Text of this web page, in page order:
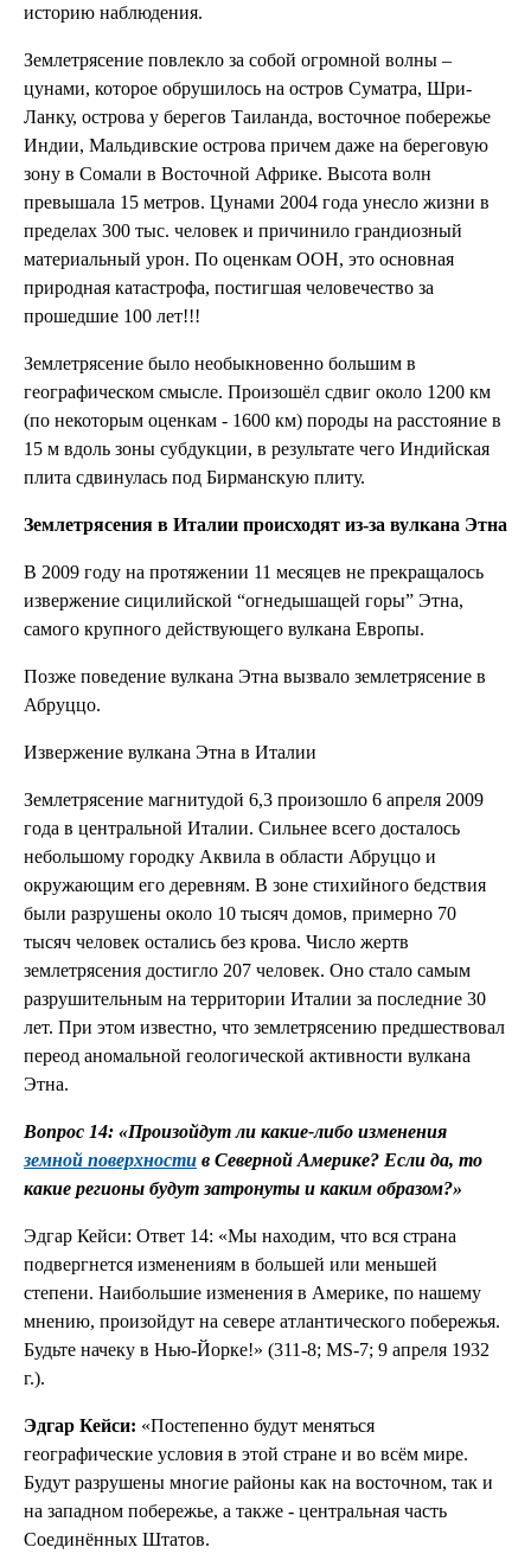
историю наблюдения.
Землетрясение повлекло за собой огромной волны –
цунами, которое обрушилось на остров Суматра, Шри-
Ланку, острова у берегов Таиланда, восточное побережье
Индии, Мальдивские острова причем даже на береговую
зону в Сомали в Восточной Африке. Высота волн
превышала 15 метров. Цунами 2004 года унесло жизни в
пределах 300 тыс. человек и причинило грандиозный
материальный урон. По оценкам ООН, это основная
природная катастрофа, постигшая человечество за
прошедшие 100 лет!!!
Землетрясение было необыкновенно большим в
географическом смысле. Произошёл сдвиг около 1200 км
(по некоторым оценкам - 1600 км) породы на расстояние в
15 м вдоль зоны субдукции, в результате чего Индийская
плита сдвинулась под Бирманскую плиту.
Землетрясения в Италии происходят из-за вулкана Этна
В 2009 году на протяжении 11 месяцев не прекращалось
извержение сицилийской “огнедышащей горы” Этна,
самого крупного действующего вулкана Европы.
Позже поведение вулкана Этна вызвало землетрясение в
Абруццо.
Извержение вулкана Этна в Италии
Землетрясение магнитудой 6,3 произошло 6 апреля 2009
года в центральной Италии. Сильнее всего досталось
небольшому городку Аквила в области Абруццо и
окружающим его деревням. В зоне стихийного бедствия
были разрушены около 10 тысяч домов, примерно 70
тысяч человек остались без крова. Число жертв
землетрясения достигло 207 человек. Оно стало самым
разрушительным на территории Италии за последние 30
лет. При этом известно, что землетрясению предшествовал
переод аномальной геологической активности вулкана
Этна.
Вопрос 14: «Произойдут ли какие-либо изменения
земной поверхности в Северной Америке? Если да, то
какие регионы будут затронуты и каким образом?»
Эдгар Кейси: Ответ 14: «Мы находим, что вся страна
подвергнется изменениям в большей или меньшей
степени. Наибольшие изменения в Америке, по нашему
мнению, произойдут на севере атлантического побережья.
Будьте начеку в Нью-Йорке!» (311-8; МS-7; 9 апреля 1932
г.).
Эдгар Кейси: «Постепенно будут меняться
географические условия в этой стране и во всём мире.
Будут разрушены многие районы как на восточном, так и
на западном побережье, а также - центральная часть
Соединённых Штатов.